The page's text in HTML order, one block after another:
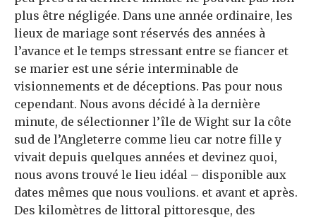
plus être négligée. Dans une année ordinaire, les
lieux de mariage sont réservés des années à
l’avance et le temps stressant entre se fiancer et
se marier est une série interminable de
visionnements et de déceptions. Pas pour nous
cependant. Nous avons décidé à la dernière
minute, de sélectionner l’île de Wight sur la côte
sud de l’Angleterre comme lieu car notre fille y
vivait depuis quelques années et devinez quoi,
nous avons trouvé le lieu idéal – disponible aux
dates mêmes que nous voulions. et avant et après.
Des kilomètres de littoral pittoresque, des